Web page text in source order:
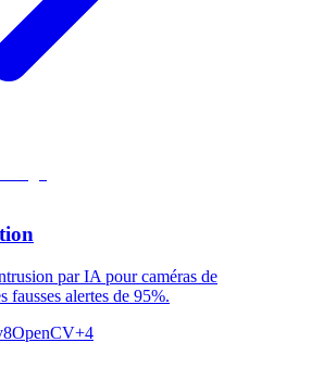
par IA pour caméras de
fausses alertes de 95%.
OpenCV+4